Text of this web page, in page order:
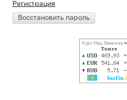
Регистрация
Восстановить пароль